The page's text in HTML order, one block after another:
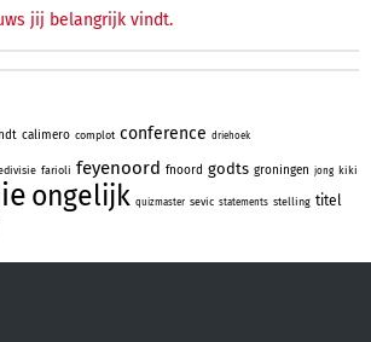
jij belangrijk vindt.
calimero complot conference driehoek
farioli feyenoord fnoord godts groningen jong kiki
ongelijk quizmaster sevic statements stelling titel